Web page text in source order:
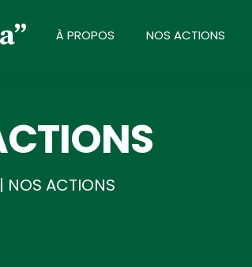
À PROPOS NOS ACTIONS
| NOS ACTIONS